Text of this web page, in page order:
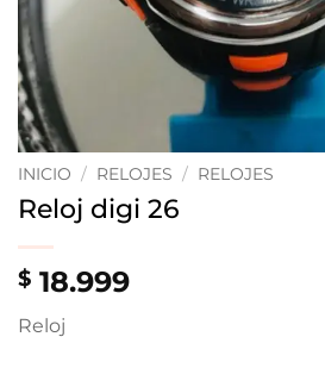
INICIO / RELOJES / RELOJES
Reloj digi 26
$ 18.999
Reloj